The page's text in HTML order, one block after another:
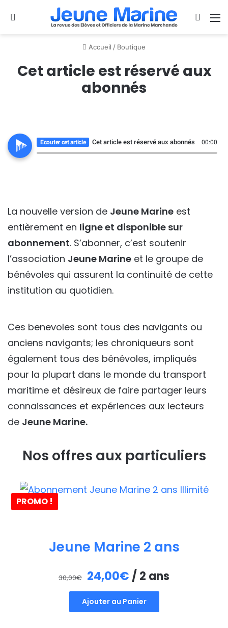
Se connecter
Accueil / Boutique
Cet article est réservé aux
abonnés
Ecouter cet article Cet article est réservé aux abonnés 00:00
La nouvelle version de Jeune Marine est
entièrement en ligne et disponible sur
abonnement. S’abonner, c’est soutenir
l’association Jeune Marine et le groupe de
bénévoles qui assurent la continuité de cette
institution au quotidien.
Ces benevoles sont tous des navigants ou
anciens navigants; les chroniqueurs sont
également tous des bénévoles, impliqués
pour la plupart dans le monde du transport
maritime et désireux de faire partager leurs
connaissances et expériences aux lecteurs
de Jeune Marine.
Nos offres aux particuliers
PROMO !
Jeune Marine 2 ans
30,00€ Le
prix
initial
24,00€ Le
prix
actuel
/ 2 ans
Ajouter au Panier